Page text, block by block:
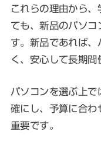
これらの理由から、
ても、新品のパソコ
す。新品であれば
く、安心して長期間
パソコンを選ぶ上
確にし、予算に合わ
重要です。